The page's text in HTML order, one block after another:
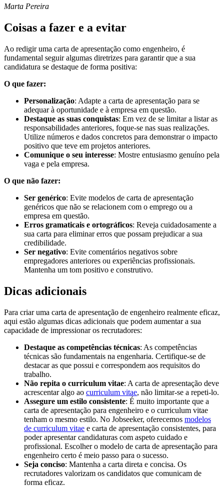
Marta Pereira
Coisas a fazer e a evitar
Ao redigir uma carta de apresentação como engenheiro, é
fundamental seguir algumas diretrizes para garantir que a sua
candidatura se destaque de forma positiva:
O que fazer:
Personalização: Adapte a carta de apresentação para se
adequar à oportunidade e à empresa em questão.
Destaque as suas conquistas: Em vez de se limitar a listar as
responsabilidades anteriores, foque-se nas suas realizações.
Utilize números e dados concretos para demonstrar o impacto
positivo que teve em projetos anteriores.
Comunique o seu interesse: Mostre entusiasmo genuíno pela
vaga e pela empresa.
O que não fazer:
Ser genérico: Evite modelos de carta de apresentação
genéricos que não se relacionem com o emprego ou a
empresa em questão.
Erros gramaticais e ortográficos: Reveja cuidadosamente a
sua carta para eliminar erros que possam prejudicar a sua
credibilidade.
Ser negativo: Evite comentários negativos sobre
empregadores anteriores ou experiências profissionais.
Mantenha um tom positivo e construtivo.
Dicas adicionais
Para criar uma carta de apresentação de engenheiro realmente eficaz,
aqui estão algumas dicas adicionais que podem aumentar a sua
capacidade de impressionar os recrutadores:
Destaque as competências técnicas: As competências
técnicas são fundamentais na engenharia. Certifique-se de
destacar as que possui e correspondem aos requisitos do
trabalho.
Não repita o curriculum vitae: A carta de apresentação deve
acrescentar algo ao curriculum vitae, não limitar-se a repeti-lo.
Assegure um estilo consistente: É muito importante que a
carta de apresentação para engenheiro e o curriculum vitae
tenham o mesmo estilo. No Jobseeker, oferecemos modelos
de curriculum vitae e carta de apresentação consistentes, para
poder apresentar candidaturas com aspeto cuidado e
profissional. Escolher o modelo de carta de apresentação para
engenheiro certo é meio passo para o sucesso.
Seja conciso: Mantenha a carta direta e concisa. Os
recrutadores valorizam os candidatos que comunicam de
forma eficaz.